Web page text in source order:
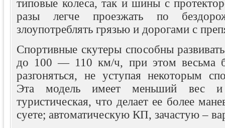
типовые колеса, так и шины с
разы легче проезжать по
злоупотреблять грязью и дорогами с
Спортивные скутеры способны
до 100 — 110 км/ч, при этом весьма
разгоняться, не уступая некоторым
Эта модель имеет меньший вес и
туристическая, что делает ее более
суете; автоматическую КП, зачастую –